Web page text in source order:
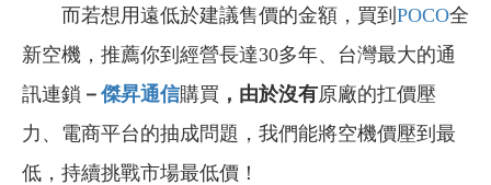
而若想用遠低於建議售價的金額，買到 POCO全
新空機，推薦你到經營長達30多年、台灣最大的通
訊連鎖 － 傑昇通信購買 ，由於沒有原廠的扛價壓
力、電商平台的抽成問題，我們能將空機價壓到最
低，持續挑戰市場最低價！